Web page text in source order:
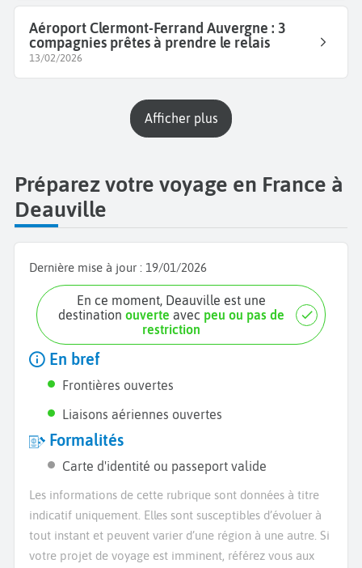
Aéroport Clermont-Ferrand Auvergne : 3
compagnies prêtes à prendre le relais
13/02/2026
Afficher plus
Préparez votre voyage en France à
Deauville
Dernière mise à jour : 19/01/2026
En ce moment, Deauville est une
destinationouverte avec peu ou pas de
restriction
En bref
Frontières ouvertes
Liaisons aériennes ouvertes
Formalités
Carte d'identité ou passeport valide
Les informations de cette rubrique sont données à titre
indicatif uniquement. Elles sont susceptibles d’évoluer à
tout instant et peuvent varier d’une région à une autre. Si
votre projet de voyage est imminent, référez vous aux